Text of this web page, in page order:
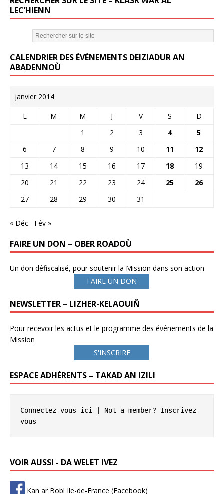
LEC’HIENN
CALENDRIER DES ÉVÉNEMENTS DEIZIADUR AN
ABADENNOÙ
janvier 2014
L M M J V S
D
1
2 3 4
5
6
7 8 9 10 11
12
13
14 15 16 17 18
19
20
21 22 23 24 25
26
27
28 29 30 31
« Déc Fév »
FAIRE UN DON – OBER ROADOÙ
Un don défiscalisé, pour soutenir la Mission dans son action
FAIRE UN DON
NEWSLETTER – LIZHER-KELAOUIÑ
Pour recevoir les actus et le programme des événements de la
Mission
S'INSCRIRE
ESPACE ADHÉRENTS – TAKAD AN IZILI
Connectez-vous ici | Not a member? Inscrivez-
vous
VOIR AUSSI - DA WELET IVEZ
Kan ar Bobl Ile-de-France (Facebook)